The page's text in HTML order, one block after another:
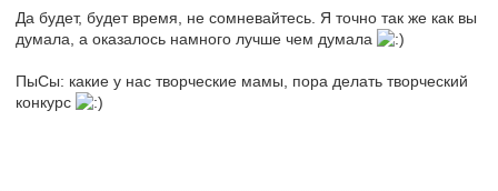
Да будет, будет время, не сомневайтесь. Я точно так же как вы
думала, а оказалось намного лучше чем думала
ПыСы: какие у нас творческие мамы, пора делать творческий
конкурс